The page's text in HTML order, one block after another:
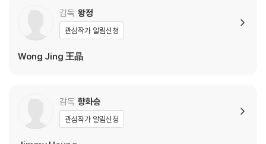
2) 정전기와 먼지로 인해 재생이 원활하지 않은 경우가 있습니다. 디스크
를 마른 천으로 닦으시거나, DVD 클리너 등 전용 제품을 이용하면 대부분
해결됩니다.
3) 일부 PC 연결형 ODD의 경우 호환 상의 문제로 정상적인 디스크도 재
생이 불가능한 경우가 있습니다. 독립형 전용 플레이어 사용을 권장드리
※ 디스크 외관 불량
감독 왕정
관심작가 알림신청
Wong Jing 王晶
감독 향화승
관심작가 알림신청